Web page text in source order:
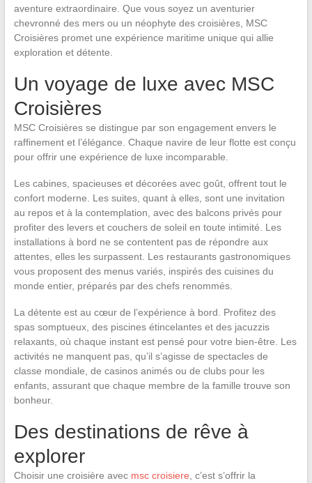
aventure extraordinaire. Que vous soyez un aventurier
chevronné des mers ou un néophyte des croisières, MSC
Croisières promet une expérience maritime unique qui allie
exploration et détente.
Un voyage de luxe avec MSC
Croisières
MSC Croisières se distingue par son engagement envers le
raffinement et l’élégance. Chaque navire de leur flotte est conçu
pour offrir une expérience de luxe incomparable.
Les cabines, spacieuses et décorées avec goût, offrent tout le
confort moderne. Les suites, quant à elles, sont une invitation
au repos et à la contemplation, avec des balcons privés pour
profiter des levers et couchers de soleil en toute intimité. Les
installations à bord ne se contentent pas de répondre aux
attentes, elles les surpassent. Les restaurants gastronomiques
vous proposent des menus variés, inspirés des cuisines du
monde entier, préparés par des chefs renommés.
La détente est au cœur de l’expérience à bord. Profitez des
spas somptueux, des piscines étincelantes et des jacuzzis
relaxants, où chaque instant est pensé pour votre bien-être. Les
activités ne manquent pas, qu’il s’agisse de spectacles de
classe mondiale, de casinos animés ou de clubs pour les
enfants, assurant que chaque membre de la famille trouve son
bonheur.
Des destinations de rêve à
explorer
Choisir une croisière avec msc croisiere , c’est s’offrir la